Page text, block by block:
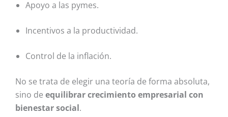
Apoyo a las pymes.
Incentivos a la productividad.
Control de la inflación.
No se trata de elegir una teoría de forma absoluta,
sino de equilibrar crecimiento empresarial con
bienestar social.